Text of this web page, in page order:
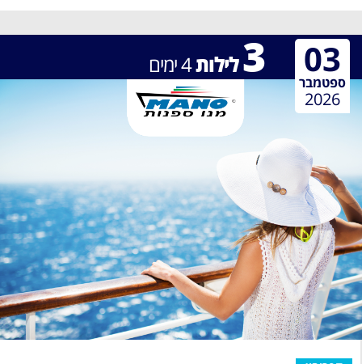
3לילות4ימים 03
ספטמבר
2026